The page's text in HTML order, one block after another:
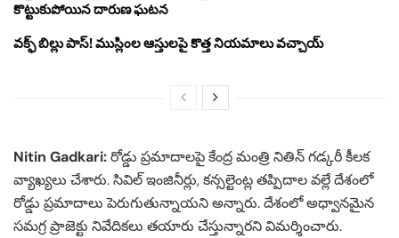
కొట్టుకుపోయిన దారుణ ఘటన
వక్ఫ్ బిల్లు పాస్! ముస్లింల ఆస్తులపై కొత్త నియమాలు వచ్చాయ్
Nitin Gadkari:రోడ్డు ప్రమాదాలపై కేంద్ర మంత్రి నితిన్ గడ్కరీ కీలక
వ్యాఖ్యలు చేశారు. సివిల్ ఇంజినీర్లు, కన్సల్టెంట్ల తప్పిదాల వల్లే దేశంలో
రోడ్డు ప్రమాదాలు పెరుగుతున్నాయని అన్నారు. దేశంలో అధ్వానమైన
సమగ్ర ప్రాజెక్టు నివేదికలు తయారు చేస్తున్నారని విమర్శించారు.